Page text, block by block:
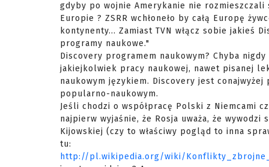
gdyby po wojnie Amerykanie nie rozmieszczali
Europie ? ZSRR wchłoneło by całą Europę
kontynenty... Zamiast TVN włącz sobie jakieś
programy naukowe."
Discovery programem naukowym? Chyba
jakiejkolwiek pracy naukowej, nawet pisanej
naukowym językiem. Discovery jest conajwyżej
popularno-naukowym.
Jeśli chodzi o współpracę Polski z Niemcami
najpierw wyjaśnie, że Rosja uważa, że wywodzi
Kijowskiej (czy to właściwy pogląd to inna
tu:
http://pl.wikipedia.org/wiki/